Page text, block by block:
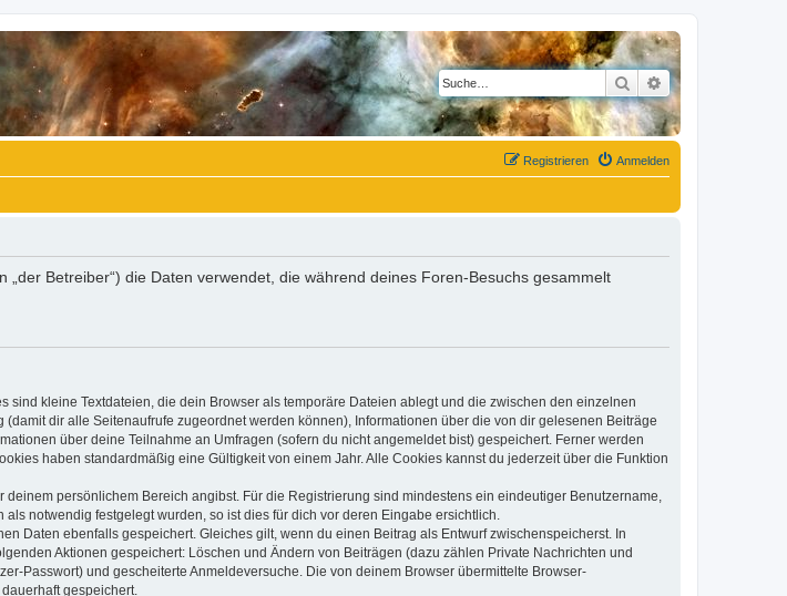
SucheErweiterte Suche
Anmelden
Registrieren
Betreiber“) die Daten verwendet, die während deines Foren-Besuchs gesammelt
kleine Textdateien, die dein Browser als temporäre Dateien ablegt und die zwischen den einzelnen
dir alle Seitenaufrufe zugeordnet werden können), Informationen über die von dir gelesenen Beiträge
über deine Teilnahme an Umfragen (sofern du nicht angemeldet bist) gespeichert. Ferner werden
haben standardmäßig eine Gültigkeit von einem Jahr. Alle Cookies kannst du jederzeit über die Funktion
persönlichem Bereich angibst. Für die Registrierung sind mindestens ein eindeutiger Benutzername,
notwendig festgelegt wurden, so ist dies für dich vor deren Eingabe ersichtlich.
Daten ebenfalls gespeichert. Gleiches gilt, wenn du einen Beitrag als Entwurf zwischenspeicherst. In
Aktionen gespeichert: Löschen und Ändern von Beiträgen (dazu zählen Private Nachrichten und
Passwort) und gescheiterte Anmeldeversuche. Die von deinem Browser übermittelte Browser-
gespeichert.